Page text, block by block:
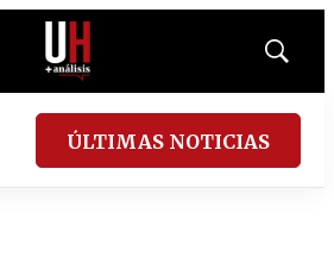
Mostrar
ÚLTIMAS NOTICIAS